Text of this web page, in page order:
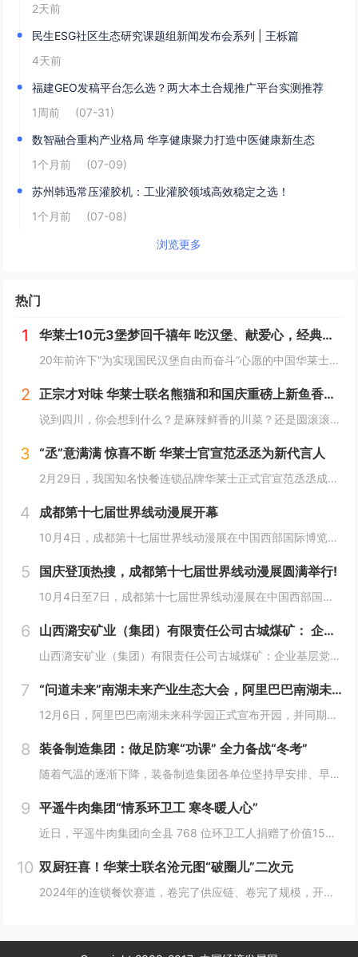
2天前
民生ESG社区生态研究课题组新闻发布会系列 | 王栎篇
4天前
福建GEO发稿平台怎么选？两大本土合规推广平台实测推荐
1周前
(07-31)
数智融合重构产业格局 华享健康聚力打造中医健康新生态
1个月前
(07-09)
苏州韩迅常压灌胶机：工业灌胶领域高效稳定之选！
1个月前
(07-08)
浏览更多
热门
1 华莱士10元3堡梦回千禧年 吃汉堡、献爱心，经典好滋味回馈社会
20年前许下“为实现国民汉堡自由而奋斗”心愿的中国华莱士可能没有想到，2024年华莱士汉堡价格居然“卷”出了首店开业的价格！9月1日，“2024华华汉堡节”正式开启，而此次汉堡节，华莱士也是下了“血本”来回馈「华门信徒」，10块钱就能吃到3...
2 正宗才对味 华莱士联名熊猫和和国庆重磅上新鱼香肉丝鸡腿堡
说到四川，你会想到什么？是麻辣鲜香的川菜？还是圆滚滚可爱的国宝“胖达”？华莱士寻味中国系列终于来到了川蜀之地，与央视动漫熊猫和和联名，9月20日重磅上新华莱士川蜀鱼香肉丝风味鸡腿堡，从舌尖出发，探寻川蜀美食的“灵魂”。中国华莱士一直秉承着传...
3 “丞”意满满 惊喜不断 华莱士官宣范丞丞为新代言人
2月29日，我国知名快餐连锁品牌华莱士正式官宣范丞丞成为中国华莱士的品牌代言人。配合官宣，华莱士携手范丞丞发布了全新的品牌TVC，还为范丞丞的粉丝们量身定制了“丞意满满”的惊喜，与范丞丞共同开启创意十足的“春日之旅”。“丞”至金开，共掀美食...
4 成都第十七届世界线动漫展开幕
10月4日，成都第十七届世界线动漫展在中国西部国际博览城开幕。本届展会以“逐浪追风，记秋航行”为主题，涵盖品牌展商互动、主题游戏体验、沉浸主题摄影、声优大赛、电竞比赛、嘉宾签售、主题巡游和IP周边销售等核心内容。展会服务继续升级！成都第十七...
5 国庆登顶热搜，成都第十七届世界线动漫展圆满举行!
10月4日至7日，成都第十七届世界线动漫展在中国西部国际博览城成功举行。世界线动漫展是成都本土市场孕育的动漫展会，凭借独特的游戏体验和品牌展商互动内容，在年轻二次元人群好评如潮，成为了西部地区受众人数最多、规模最大的动漫展会。成都第十七届世...
6 山西潞安矿业（集团）有限责任公司古城煤矿： 企业基层党组织如何围绕中心工作发挥宣传赋能作用
山西潞安矿业（集团）有限责任公司古城煤矿：企业基层党组织如何围绕中心工作发挥宣传赋能作用 习近平总书记指出，做好新形势下宣传思想工作，必须自觉承担起举旗帜、聚民心、育新人、兴文化、展形象的使命任务，这为国企做好宣传思想工作提供了根...
7 “问道未来”南湖未来产业生态大会，阿里巴巴南湖未来科学园正式宣布开园
12月6日，阿里巴巴南湖未来科学园正式宣布开园，并同期举办了“问道未来——南湖未来产业生态大会”。此次活动中，由阿里巴巴达摩院主导的湖畔实验室、中国科学院院士叶志镇团队、西湖大学裴端卿教授实验室等共计106家科技创新企业及实验室正式入驻并举...
8 装备制造集团：做足防寒“功课” 全力备战“冬考”
随着气温的逐渐下降，装备制造集团各单位坚持早安排、早准备、早落实，超前部署、多措并举做好防冻保暖工作，全力保障冬季生产安全稳定运行。“报告值班长，井口热风机组经过全面检修维护，昨天进行了试运转，一切正常。”寺河煤矿二号井机电运行工区班前会上...
9 平遥牛肉集团“情系环卫工 寒冬暖人心”
近日，平遥牛肉集团向全县 768 位环卫工人捐赠了价值15万余元的保暖衣和保温杯。这一善举主要源于对环卫工人辛勤付出的由衷敬意。他们每日穿梭在平遥的大街小巷，无畏寒暑，为城市的整洁默默奉献，这种精神深深触动了平遥牛肉集团...
10 双厨狂喜！华莱士联名沧元图“破圈儿”二次元
2024年的连锁餐饮赛道，卷完了供应链、卷完了规模，开始卷起了营销和文化，而作为我国连锁快餐的龙头企业，华莱士无疑是最会玩儿的“玩家”之一。日前，华莱士联名沧元图，用国潮、国漫文化，破圈儿二次元，掀起了“华门信徒”和二次元粉丝的“双厨狂喜”...